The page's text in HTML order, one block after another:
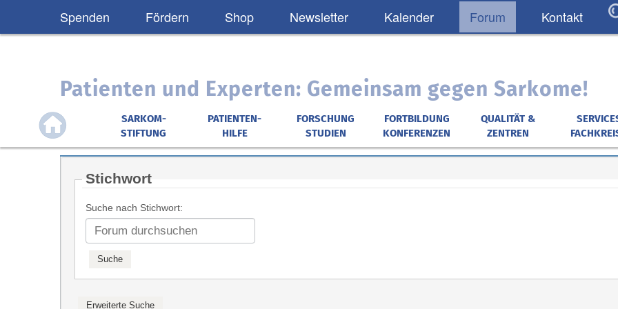
Spenden Fördern Shop Newsletter Kalender Forum Kontakt
Patienten und Experten: Gemeinsam gegen Sarkome!
SARKOM-
STIFTUNG
PATIENTEN-
HILFE
FORSCHUNG
STUDIEN
FORTBILDUNG
KONFERENZEN
QUALITÄT &
ZENTREN
Stichwort
Suche nach Stichwort: